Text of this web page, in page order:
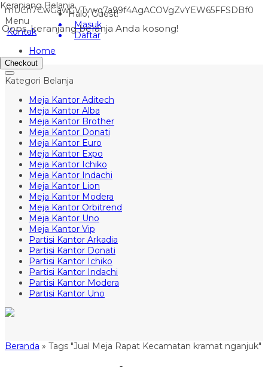
mUCn7CwGawCVTvwq7a99f4AgACOVgZvYEW65FFSDBf0
Menu
Kontak
Home
Kategori Belanja
Meja Kantor Aditech
Meja Kantor Alba
Meja Kantor Brother
Meja Kantor Donati
Meja Kantor Euro
Meja Kantor Expo
Meja Kantor Ichiko
Meja Kantor Indachi
Meja Kantor Lion
Meja Kantor Modera
Meja Kantor Orbitrend
Meja Kantor Uno
Meja Kantor Vip
Partisi Kantor Arkadia
Partisi Kantor Donati
Partisi Kantor Ichiko
Partisi Kantor Indachi
Partisi Kantor Modera
Partisi Kantor Uno
Halo, Guest!
Masuk
Daftar
Keranjang Belanja
Oops, keranjang belanja Anda kosong!
Checkout
Beranda » Tags "Jual Meja Rapat Kecamatan kramat nganjuk"